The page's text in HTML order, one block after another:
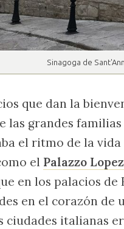
Sinagoga de
que dan la
las grandes
el ritmo de la
el Palazzo
en los palacios
en el corazón
ciudades italianas